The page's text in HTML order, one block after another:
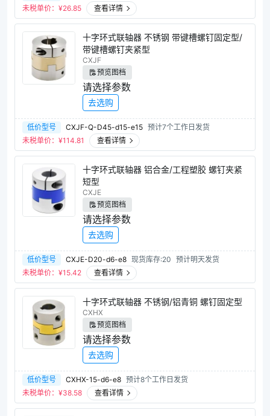
未税单价：¥26.85 查看详情
十字环式联轴器 不锈钢 带键槽螺钉固定型/
带键槽螺钉夹紧型
CXJF
预览图档
请选择参数
去选购
低价型号 CXJF-Q-D45-d15-e15 预计7个工作日发货
未税单价：¥114.81 查看详情
十字环式联轴器 铝合金/工程塑胶 螺钉夹紧
短型
CXJE
预览图档
请选择参数
去选购
低价型号 CXJE-D20-d6-e8 现货库存:20 预计明天发货
未税单价：¥15.42 查看详情
十字环式联轴器 不锈钢/铝青铜 螺钉固定型
CXHX
预览图档
请选择参数
去选购
低价型号 CXHX-15-d6-e8 预计8个工作日发货
未税单价：¥38.58 查看详情